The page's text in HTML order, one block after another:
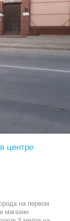
номером
центре
на первом
магазин